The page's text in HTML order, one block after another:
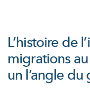
L’histoire de
migrations
un l’angle du